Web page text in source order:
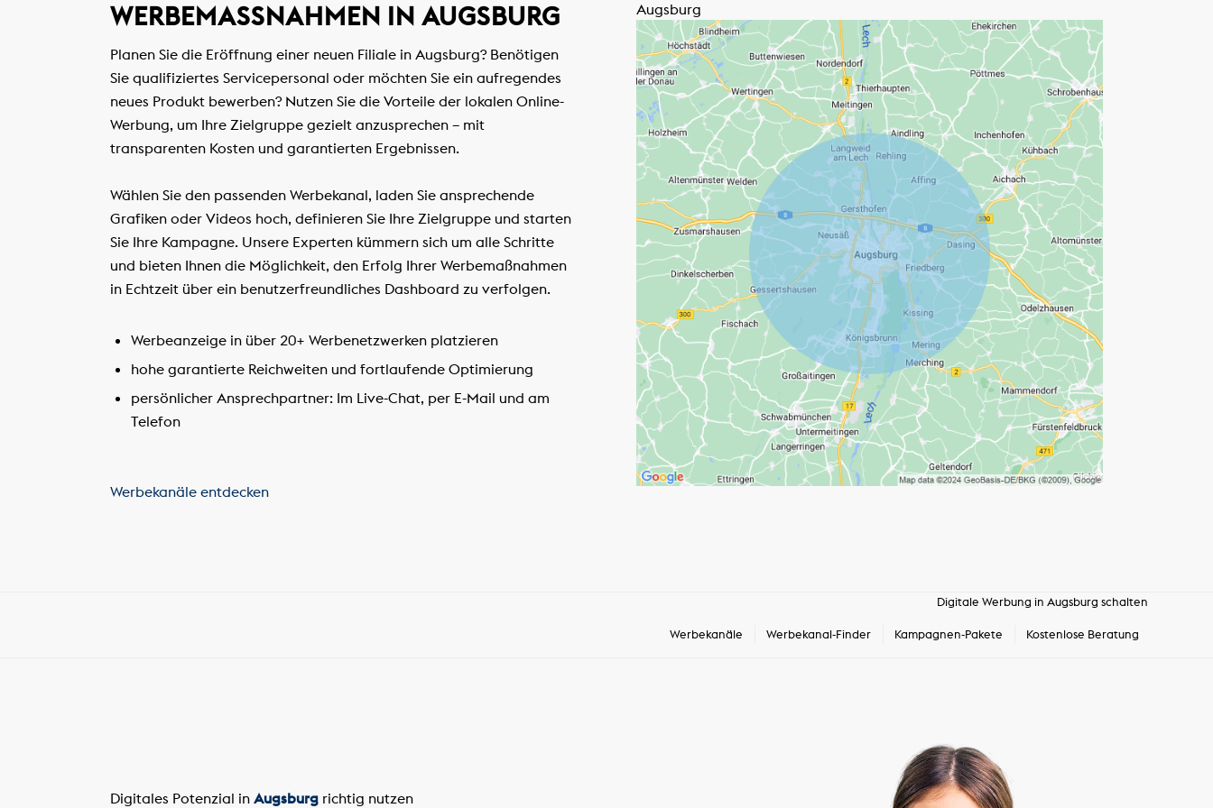
WERBEMASSNAHMEN IN AUGSBURG
Planen Sie die Eröffnung einer neuen Filiale in Augsburg? Benötigen
Sie qualifiziertes Servicepersonal oder möchten Sie ein aufregendes
neues Produkt bewerben? Nutzen Sie die Vorteile der lokalen Online-
Werbung, um Ihre Zielgruppe gezielt anzusprechen – mit
transparenten Kosten und garantierten Ergebnissen.
Wählen Sie den passenden Werbekanal, laden Sie ansprechende
Grafiken oder Videos hoch, definieren Sie Ihre Zielgruppe und starten
Sie Ihre Kampagne. Unsere Experten kümmern sich um alle Schritte
und bieten Ihnen die Möglichkeit, den Erfolg Ihrer Werbemaßnahmen
in Echtzeit über ein benutzerfreundliches Dashboard zu verfolgen.
Werbeanzeige in über 20+ Werbenetzwerken platzieren
hohe garantierte Reichweiten und fortlaufende Optimierung
persönlicher Ansprechpartner: Im Live-Chat, per E-Mail und am
Telefon
Werbekanäle entdecken
Augsburg
Digitale Werbung in Augsburg schalten
Werbekanäle Werbekanal-Finder Kampagnen-Pakete Kostenlose Beratung
Digitales Potenzial in Augsburg richtig nutzen